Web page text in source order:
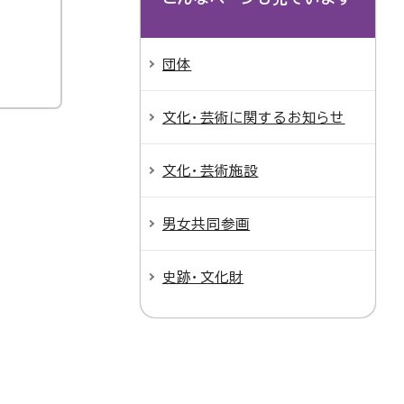
団体
文化・芸術に関するお知らせ
文化・芸術施設
男女共同参画
史跡・文化財